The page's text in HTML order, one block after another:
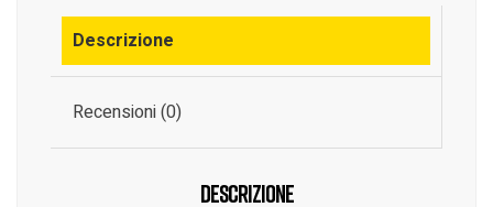
Descrizione
Recensioni (0)
Descrizione